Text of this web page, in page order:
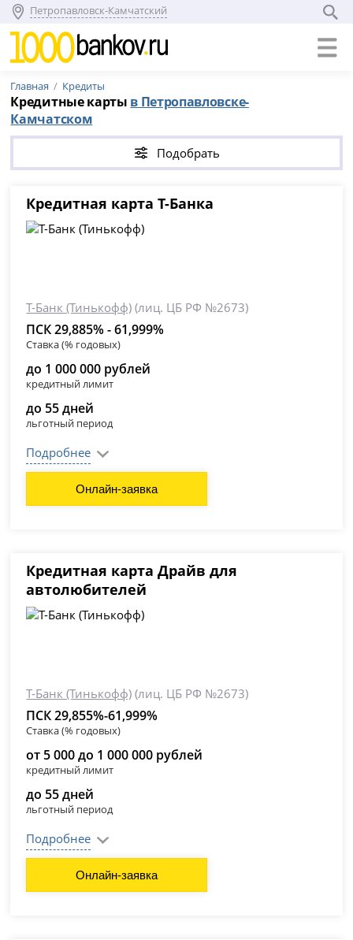
Петропавловск-Камчатский
Главная Кредиты
Кредитные карты в Петропавловске-
Камчатском
Подобрать
Кредитная карта Т-Банка
Т-Банк (Тинькофф) (лиц. ЦБ РФ №2673)
ПСК 29,885% - 61,999%
Ставка (% годовых)
до 1 000 000 рублей
кредитный лимит
до 55 дней
льготный период
Подробнее
Онлайн-заявка
Кредитная карта Драйв для
автолюбителей
Т-Банк (Тинькофф) (лиц. ЦБ РФ №2673)
ПСК 29,855%-61,999%
Ставка (% годовых)
от 5 000 до 1 000 000 рублей
кредитный лимит
до 55 дней
льготный период
Подробнее
Онлайн-заявка